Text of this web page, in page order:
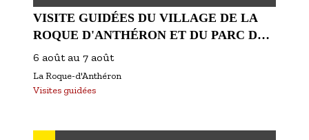
VISITE GUIDÉES DU VILLAGE DE LA
ROQUE D'ANTHÉRON ET DU PARC DU
CHÂTEAU DE FLORANS
6 août au 7 août
La Roque-d'Anthéron
Visites guidées